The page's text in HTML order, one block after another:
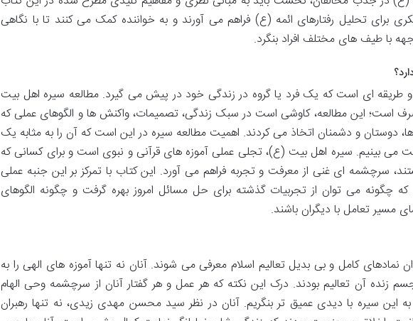
برای تحلیل رفتارهای ائمه (ع) فراهم می آورند و به خواننده کمک می کنند تا با نگاهی
با طیف های مختلف افراد بنگرد.
طریقه ای است که یک فرد یا گروه در زندگی خود در پیش می گیرد. مطالعه سیره اهل بیت
است؛ این مطالعه، کاوشی است در سبک زندگی، تصمیمات، واکنش ها و الگوهای عملی که
ها، دوستان و دشمنان اتخاذ می کردند. اهمیت مطالعه سیره در این است که آن را به مثابه یک
می بینیم. سیره اهل بیت (ع)، تجلی عملی آموزه های قرآنی و نبوی است و برای کسانی که
سرچشمه ای غنی از معرفت و تجربه فراهم می آورد. این کتاب با تمرکز بر این جنبه عملی
چگونه می توان از تجربیات گذشته برای حل مسائل امروز بهره گرفت و چگونه الگوهای
مسیر تعامل با دیگران باشند.
کامل و بی بدیل تعالیم اسلام معرفی می شوند. آنان نه تنها آموزه های الهی را به
زنده آن تعالیم بودند. درک این نکته که هر عمل و هر گفتار آنان از سرچشمه وحی الهام
این سیره با دیدی عمیق تر بنگریم. آنان در نظر سید محسن مهدی زیدی، نه تنها رهبران